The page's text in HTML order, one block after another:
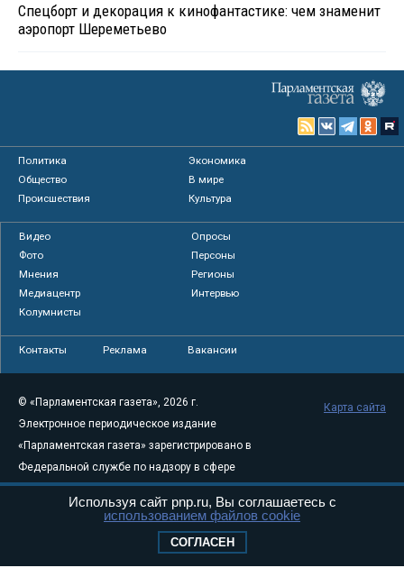
Спецборт и декорация к кинофантастике: чем знаменит
аэропорт Шереметьево
Политика
Экономика
Общество
В мире
Происшествия
Культура
Видео
Опросы
Фото
Персоны
Мнения
Регионы
Медиацентр
Интервью
Колумнисты
Контакты Реклама Вакансии
© «Парламентская газета», 2026 г.
Электронное периодическое издание
«Парламентская газета» зарегистрировано в
Федеральной службе по надзору в сфере
связи, информационных технологий и
массовых коммуникаций (Роскомнадзор) 05
Свидетельство о регистрации Эл № ФС77-
Карта сайта
Используя сайт pnp.ru, Вы соглашаетесь с
использованием файлов cookie
СОГЛАСЕН